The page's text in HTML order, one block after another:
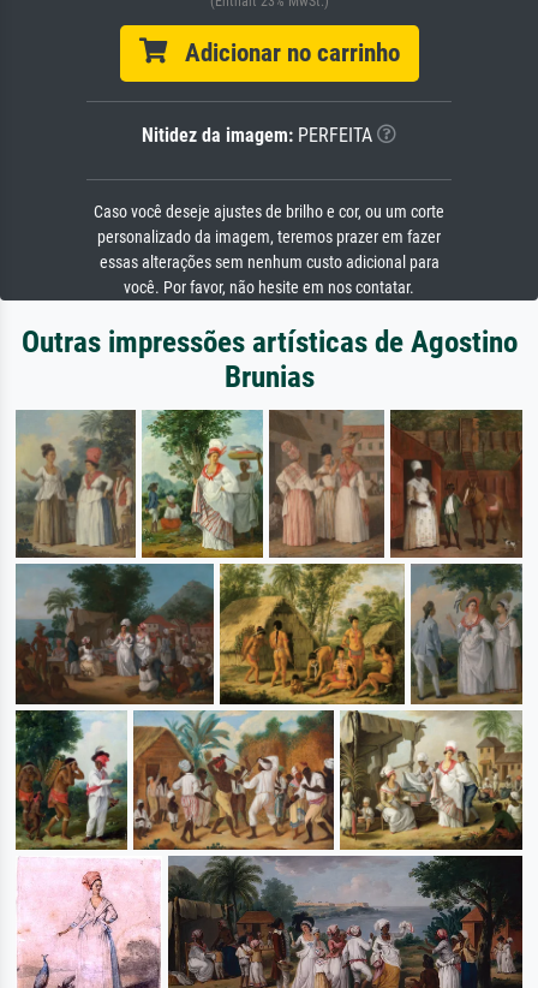
Adicionar no carrinho
Nitidez da imagem: PERFEITA
Caso você deseje ajustes de brilho e cor, ou um corte
personalizado da imagem, teremos prazer em fazer
essas alterações sem nenhum custo adicional para
você. Por favor, não hesite em nos contatar.
Outras impressões artísticas de Agostino
Brunias